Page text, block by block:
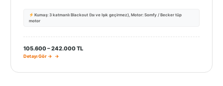
Kumaş: 3 katmanlı Blackout (Isı ve Işık geçirmez), Motor: Somfy / Becker tüp
motor
105.600 – 242.000 TL
Detayı Gör →